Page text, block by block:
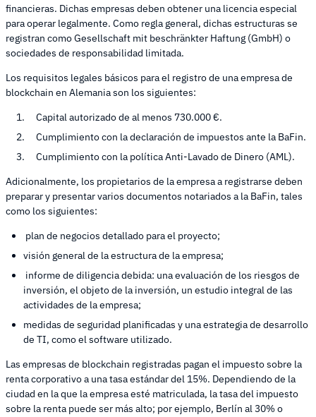
financieras. Dichas empresas deben obtener una licencia especial
para operar legalmente. Como regla general, dichas estructuras se
registran como Gesellschaft mit beschränkter Haftung (GmbH) o
sociedades de responsabilidad limitada.
Los requisitos legales básicos para el registro de una empresa de
blockchain en Alemania son los siguientes:
Capital autorizado de al menos 730.000 €.
Cumplimiento con la declaración de impuestos ante la BaFin.
Cumplimiento con la política Anti-Lavado de Dinero (AML).
Adicionalmente, los propietarios de la empresa a registrarse deben
preparar y presentar varios documentos notariados a la BaFin, tales
como los siguientes:
plan de negocios detallado para el proyecto;
visión general de la estructura de la empresa;
informe de diligencia debida: una evaluación de los riesgos de
inversión, el objeto de la inversión, un estudio integral de las
actividades de la empresa;
medidas de seguridad planificadas y una estrategia de desarrollo
de TI, como el software utilizado.
Las empresas de blockchain registradas pagan el impuesto sobre la
renta corporativo a una tasa estándar del 15%. Dependiendo de la
ciudad en la que la empresa esté matriculada, la tasa del impuesto
sobre la renta puede ser más alto; por ejemplo, Berlín al 30% o